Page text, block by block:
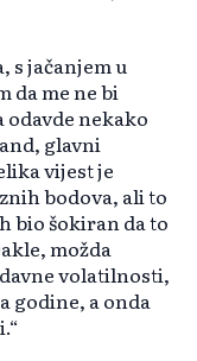
s jačanjem u
da me ne bi
nekako
glavni
vijest je
bodova, ali to
bio šokiran da to
možda
volatilnosti,
godine, a onda